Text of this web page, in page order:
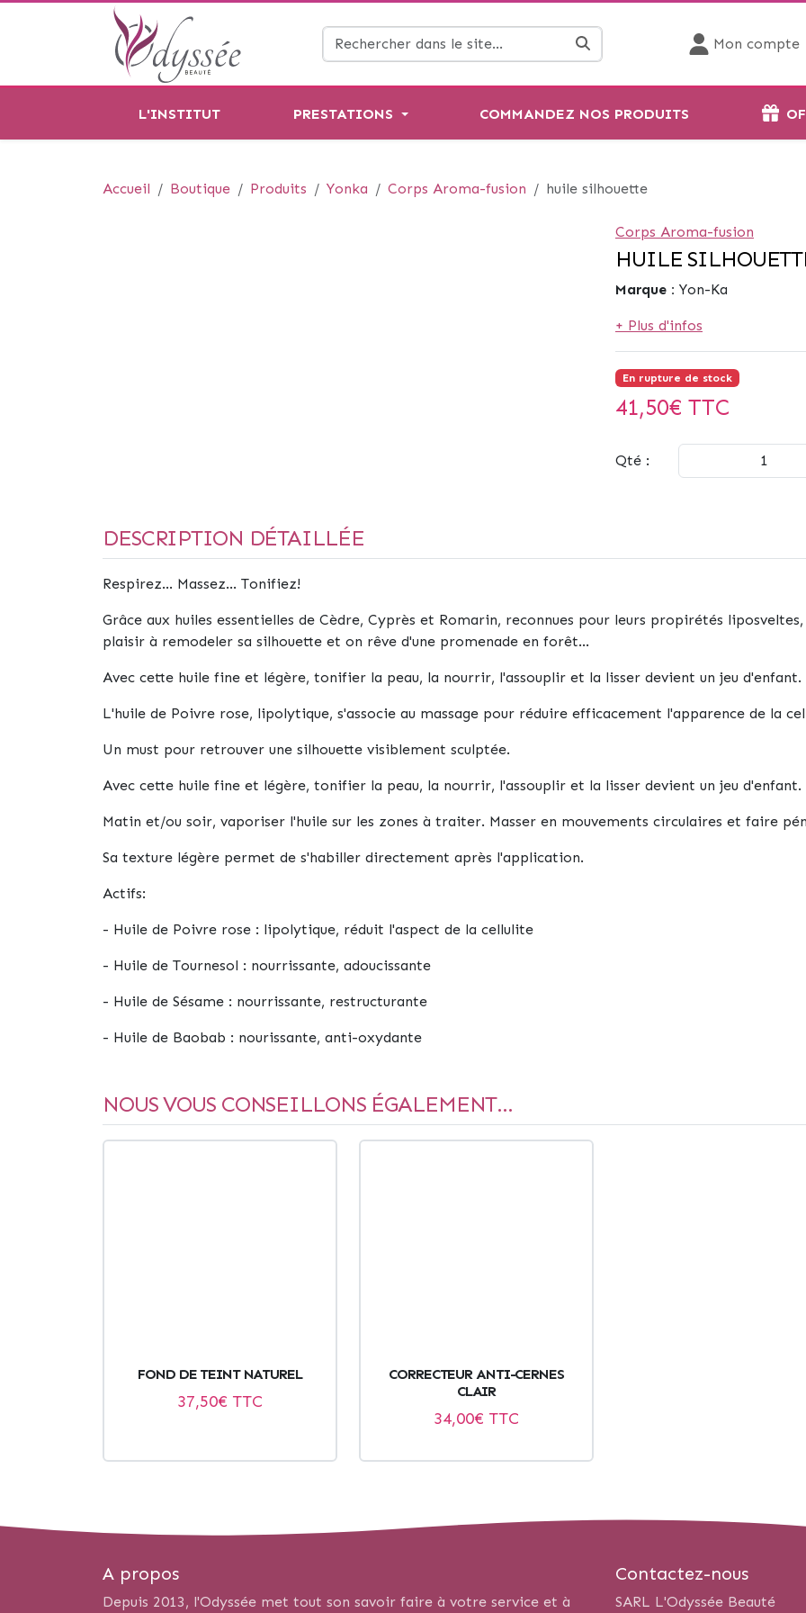
Mon compte
L'INSTITUT PRESTATIONS COMMANDEZ NOS PRODUITS
Accueil Boutique Produits Yonka Corps Aroma-fusion huile silhouette
Corps Aroma-fusion
HUILE
Marque : Yon-Ka
+ Plus d'infos
En rupture de stock
41,50€ TTC
Qté :
DESCRIPTION DÉTAILLÉE
Respirez... Massez... Tonifiez!
Grâce aux huiles essentielles de Cèdre, Cyprès et Romarin, reconnues pour leurs propirétés
plaisir à remodeler sa silhouette et on rêve d'une promenade en forêt...
Avec cette huile fine et légère, tonifier la peau, la nourrir, l'assouplir et la lisser devient un jeu d'enfant.
L'huile de Poivre rose, lipolytique, s'associe au massage pour réduire efficacement l'apparence de la
Un must pour retrouver une silhouette visiblement sculptée.
Avec cette huile fine et légère, tonifier la peau, la nourrir, l'assouplir et la lisser devient un jeu d'enfant.
Matin et/ou soir, vaporiser l'huile sur les zones à traiter. Masser en mouvements circulaires et faire
Sa texture légère permet de s'habiller directement après l'application.
Actifs:
- Huile de Poivre rose : lipolytique, réduit l'aspect de la cellulite
- Huile de Tournesol : nourrissante, adoucissante
- Huile de Sésame : nourrissante, restructurante
- Huile de Baobab : nourissante, anti-oxydante
NOUS VOUS CONSEILLONS ÉGALEMENT...
FOND DE TEINT NATUREL
37,50€ TTC
CORRECTEUR ANTI-CERNES
CLAIR
34,00€ TTC
A propos
Depuis 2013, l'Odyssée met tout son savoir faire à votre service et à
Contactez-nous
SARL L'Odyssée Beauté